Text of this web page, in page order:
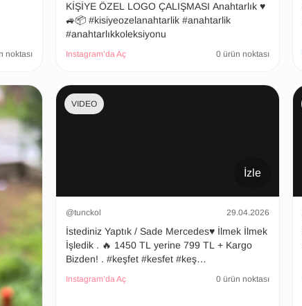
noktası
KİŞİYE ÖZEL LOGO ÇALIŞMASI Anahtarlık ♥️
🚙📦 #kisiyeozelanahtarlik #anahtarlik
#anahtarlıkkoleksiyonu
Instagram’da Aç 0 ürün noktası
İzle
VIDEO
@tunckol 29.04.2026
İstediniz Yaptık / Sade Mercedes♥️ İlmek İlmek
İşledik . 🔥 1450 TL yerine 799 TL + Kargo
Bizden! . #keşfet #kesfet #keş…
Instagram’da Aç 0 ürün noktası